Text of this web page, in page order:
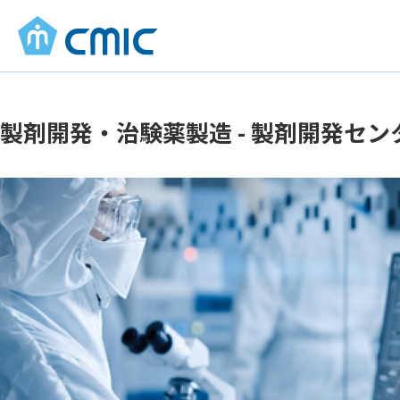
製剤開発・治験薬製造 - 製剤開発セン